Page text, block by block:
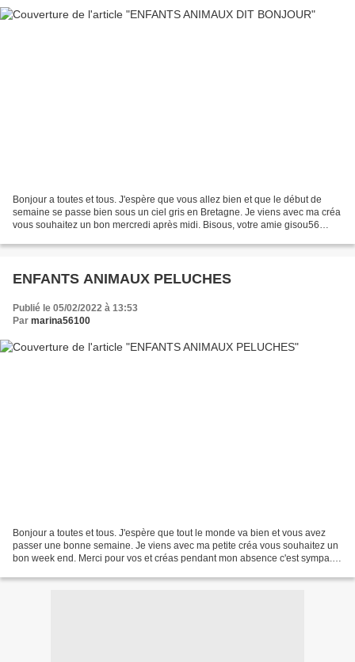
Bonjour a toutes et tous. J'espère que vous allez bien et que le début de
semaine se passe bien sous un ciel gris en Bretagne. Je viens avec ma créa
vous souhaitez un bon mercredi après midi. Bisous, votre amie gisou56
ENFANTS ANIMAUX PELUCHES
Publié le 05/02/2022 à 13:53
Par marina56100
Bonjour a toutes et tous. J'espère que tout le monde va bien et vous avez
passer une bonne semaine. Je viens avec ma petite créa vous souhaitez un
bon week end. Merci pour vos et créas pendant mon absence c'est sympa.